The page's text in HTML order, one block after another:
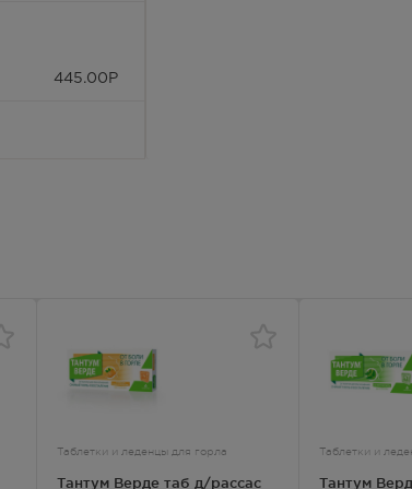
445.00 Р
Таблетки и леденцы для горла
Тантум Верде таб д/рассас
Таблетки и
Тантум